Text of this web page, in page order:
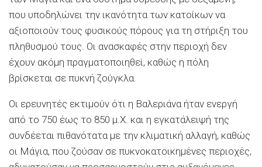
που υποδηλώνει την ικανότητα των κατοίκων να
αξιοποιούν τους φυσικούς πόρους για τη στήριξη του
πληθυσμού τους. Οι ανασκαφές στην περιοχή δεν
έχουν ακόμη πραγματοποιηθεί, καθώς η πόλη
βρίσκεται σε πυκνή ζούγκλα.
Οι ερευνητές εκτιμούν ότι η Βαλεριάνα ήταν ενεργή
από το 750 έως το 850 μ.Χ. και η εγκατάλειψή της
συνδέεται πιθανότατα με την κλιματική αλλαγή, καθώς
οι Μάγια, που ζούσαν σε πυκνοκατοικημένες περιοχές,